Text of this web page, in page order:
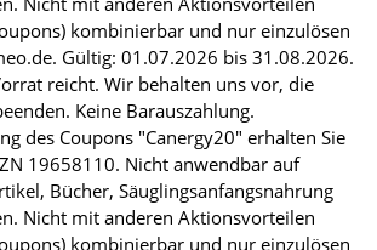
kombinierbar und nur einzulösen
Gültig: 01.07.2026 bis 31.08.2026.
reicht. Wir behalten uns vor, die
Keine Barauszahlung.
des Coupons "Canergy20" erhalten Sie
19658110. Nicht anwendbar auf
Bücher, Säuglingsanfangsnahrung
Nicht mit anderen Aktionsvorteilen
kombinierbar und nur einzulösen